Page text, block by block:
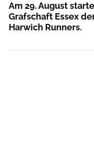
Am 29. August
Grafschaft Essex
Harwich Runners.